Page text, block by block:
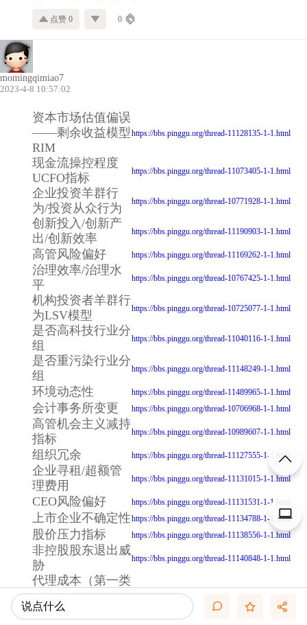
点赞 0 0
momingqimiao7
2023-4-8 10:57:02
资本市场估值偏误
——剩余收益模型
RIM
https://bbs.pinggu.org/thread-11128135-1-1.html
现金流操控程度
UCFO指标
https://bbs.pinggu.org/thread-11073405-1-1.html
企业投资羊群行
为/投资从众行为
https://bbs.pinggu.org/thread-10771928-1-1.html
创新投入/创新产
出/创新效率
https://bbs.pinggu.org/thread-11190903-1-1.html
高管风险偏好 https://bbs.pinggu.org/thread-11169262-1-1.html
治理效率/治理水
平
https://bbs.pinggu.org/thread-10767425-1-1.html
机构投资者羊群行
为LSV模型
https://bbs.pinggu.org/thread-10725077-1-1.html
是否高科技行业分
组
https://bbs.pinggu.org/thread-11040116-1-1.html
是否重污染行业分
组
https://bbs.pinggu.org/thread-11148249-1-1.html
环境动态性 https://bbs.pinggu.org/thread-11489965-1-1.html
会计事务所变更 https://bbs.pinggu.org/thread-10706968-1-1.html
高管机会主义减持
指标
https://bbs.pinggu.org/thread-10989607-1-1.html
组织冗余 https://bbs.pinggu.org/thread-11127555-1-1.html
企业寻租/超额管
理费用
https://bbs.pinggu.org/thread-11131015-1-1.html
CEO风险偏好 https://bbs.pinggu.org/thread-11131531-1-1.html
上市企业不确定性https://bbs.pinggu.org/thread-11134788-1-1.html
股价压力指标 https://bbs.pinggu.org/thread-11138556-1-1.html
非控股股东退出威
胁
https://bbs.pinggu.org/thread-11140848-1-1.html
代理成本（第一类
代理成本和第二类
代理成本）
https://bbs.pinggu.org/thread-11141622-1-1.html
说点什么